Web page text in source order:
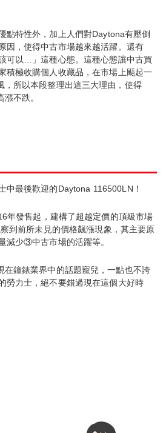
點特性外，加上人們對Daytona有壓倒
因，使得中古市場越來越活躍。還有
可以…」這種心態。這種心態讓中古買
積極收購個人收藏品，在市場上颳起一
所以本段整理出這三大理由，使得
不跌。
中最後歡迎的Daytona 116500LN！
年發售起，建構了超越定價的頂級市場
到前所未見的價格飆漲現象，其主要原
少③中古市場的活躍等。
鐘錶業界中的話題寵兒，一點也不誇
勞力士，絕不要錯過現在這個大好時